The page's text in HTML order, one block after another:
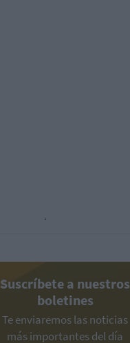
Suscríbete a nuestros
boletines
Te enviaremos las noticias
más importantes del día